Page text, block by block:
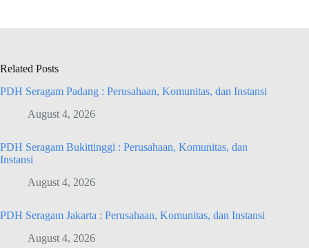
Related Posts
PDH Seragam Padang : Perusahaan, Komunitas, dan Instansi
August 4, 2026
PDH Seragam Bukittinggi : Perusahaan, Komunitas, dan
Instansi
August 4, 2026
PDH Seragam Jakarta : Perusahaan, Komunitas, dan Instansi
August 4, 2026